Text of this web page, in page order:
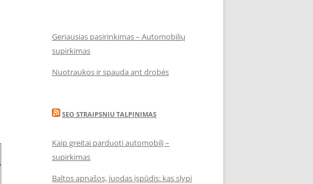
Geriausias pasirinkimas – Automobilių
supirkimas
Nuotraukos ir spauda ant drobės
SEO STRAIPSNIU TALPINIMAS
Kaip greitai parduoti automobilį –
supirkimas
Baltos apnašos, juodas įspūdis: kas slypi